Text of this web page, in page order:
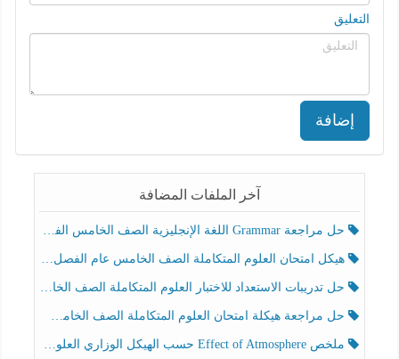
التعليق
إضافة
آخر الملفات المضافة
حل مراجعة Grammar اللغة الإنجليزية الصف الخامس الفصل الثالث
هيكل امتحان العلوم المتكاملة الصف الخامس عام الفصل الدراسي الثالث 2025-2026
حل تدريبات الاستعداد للاختبار العلوم المتكاملة الصف الخامس عام الفصل الثالث
حل مراجعة هيكلة امتحان العلوم المتكاملة الصف الخامس انسبير الفصل الثالث
ملخص Effect of Atmosphere حسب الهيكل الوزاري العلوم المتكاملة الصف الخامس انسبير الفصل الثالث